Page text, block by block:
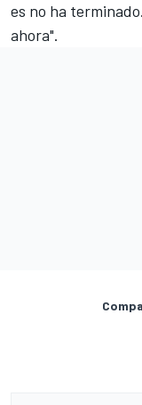
es no ha
ahora".